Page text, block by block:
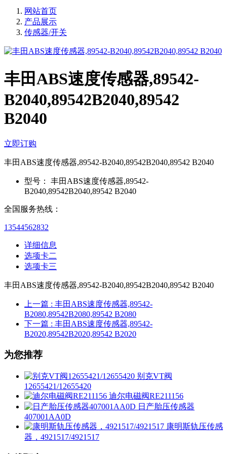
网站首页
产品展示
传感器/开关
丰田ABS速度传感器,89542-
B2040,89542B2040,89542
B2040
立即订购
丰田ABS速度传感器,89542-B2040,89542B2040,89542 B2040
型号：
丰田ABS速度传感器,89542-
B2040,89542B2040,89542 B2040
全国服务热线：
13544562832
详细信息
选项卡二
选项卡三
丰田ABS速度传感器,89542-B2040,89542B2040,89542 B2040
上一篇 : 丰田ABS速度传感器,89542-
B2080,89542B2080,89542 B2080
下一篇 : 丰田ABS速度传感器,89542-
B2020,89542B2020,89542 B2020
为您推荐
别克VT阀
12655421/12655420
迪尔电磁阀RE211156
日产胎压传感器
407001AA0D
康明斯轨压传感
器，4921517/4921517